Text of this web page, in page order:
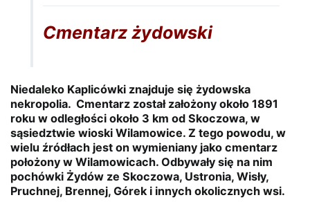
Cmentarz żydowski
Niedaleko Kaplicówki znajduje się żydowska
nekropolia. Cmentarz został założony około 1891
roku w odległości około 3 km od Skoczowa, w
sąsiedztwie wioski Wilamowice. Z tego powodu, w
wielu źródłach jest on wymieniany jako cmentarz
położony w Wilamowicach. Odbywały się na nim
pochówki Żydów ze Skoczowa, Ustronia, Wisły,
Pruchnej, Brennej, Górek i innych okolicznych wsi.